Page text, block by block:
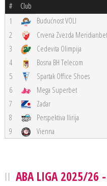
# Club
1 Budućnost VOLI
2
Crvena Zvezda Meridianbet
3
Cedevita Olimpija
4
Bosna BH Telecom
5
Spartak Office Shoes
6
Mega Superbet
7
Zadar
8
Perspektiva Ilirija
9
Vienna
ABA LIGA 2025/26